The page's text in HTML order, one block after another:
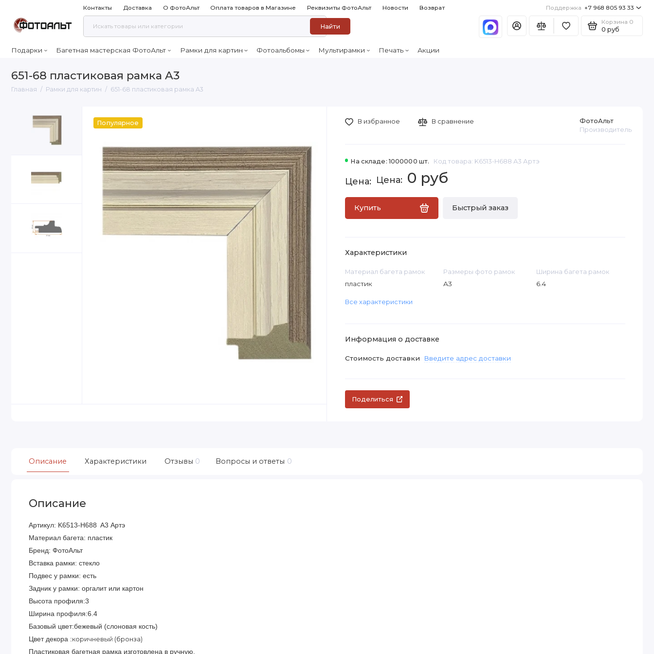
Контакты Доставка О ФотоАльт Оплата товаров в Магазине Реквизиты ФотоАльт Новости Возврат Поддержка +7 968 805 93 33
Найти
Корзина 0
0 руб
Подарки Багетная мастерская ФотоАльт Рамки для картин Фотоальбомы Мультирамки Печать Акции
651-68 пластиковая рамка A3
Главная Рамки для картин 651-68 пластиковая рамка A3
Популярное
На складе: 1000000 шт. Код товара: K6513-H688 A3 Артэ
ФотоАльт
Производитель
0 руб
Купить Быстрый заказ
В избранное В сравнение
Характеристики
Материал багета рамок
пластик
Размеры фото рамок
A3
Ширина багета рамок
6.4
Все характеристики
Информация о доставке
Стоимость доставки Введите адрес доставки
Поделиться
Описание Характеристики Отзывы 0 Вопросы и ответы 0
Описание
Артикул: K6513-H688 A3Артэ
Материал багета: пластик
Бренд: ФотоАльт
Вставка рамки: стекло
Подвес у рамки: есть
Задник у рамки: оргалит или картон
Высота профиля:3
Ширина профиля:6.4
Базовый цвет:бежевый (слоновая кость)
Цвет декора :коричневый (бронза)
Пластиковая багетная рамка изготовлена в ручную.